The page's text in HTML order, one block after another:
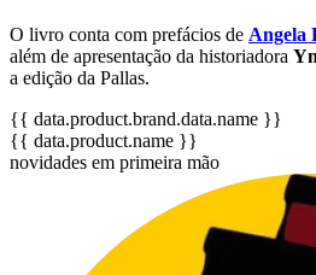
O livro conta com prefácios de Angela
além de apresentação da historiadora
a edição da Pallas.
{{ data.product.brand.data.name }}
{{ data.product.name }}
novidades em primeira mão